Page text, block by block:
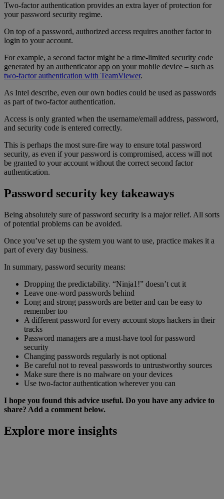
Two-factor authentication provides an extra layer of protection for
your password security regime.
On top of a password, authorized access requires another factor to
login to your account.
For example, a second factor might be a time-limited security code
generated by an authenticator app on your mobile device – such as
two-factor authentication with TeamViewer.
As Intel describe, even our own bodies could be used as passwords
as part of two-factor authentication.
Access is only granted when the username/email address, password,
and security code is entered correctly.
This is perhaps the most sure-fire way to ensure total password
security, as even if your password is compromised, access will not
be granted to your account without the correct second factor
authentication.
Password security key takeaways
Being absolutely sure of password security is a major relief. All sorts
of potential problems can be avoided.
Once you’ve set up the system you want to use, practice makes it a
part of every day business.
In summary, password security means:
Dropping the predictability. “Ninja1!” doesn’t cut it
Leave one-word passwords behind
Long and strong passwords are better and can be easy to
remember too
A different password for every account stops hackers in their
tracks
Password managers are a must-have tool for password
security
Changing passwords regularly is not optional
Be careful not to reveal passwords to untrustworthy sources
Make sure there is no malware on your devices
Use two-factor authentication wherever you can
I hope you found this advice useful. Do you have any advice to
share? Add a comment below.
Explore more insights